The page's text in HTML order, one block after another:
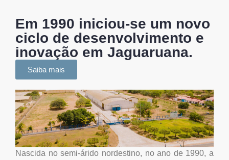
Em 1990 iniciou-se um novo
ciclo de desenvolvimento e
inovação em Jaguaruana.
Saiba mais
Nascida no semi-árido nordestino, no ano de 1990, a